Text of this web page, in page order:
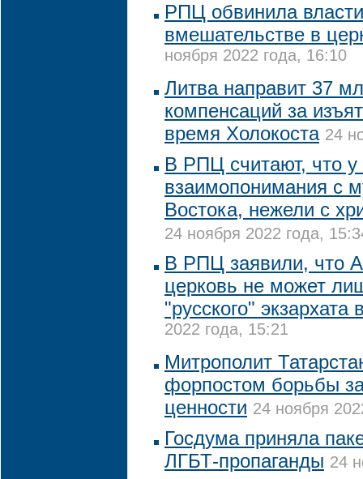
РПЦ обвинила
вмешательстве в
ноября 2022 года, 16:10
Литва направит 37
компенсаций за
время Холокоста 24
В РПЦ считают, что
взаимопонимания с
Востока, нежели с
24 ноября 2022 года,
В РПЦ заявили, что
церковь не может
"русского"
2022 года, 15:21
Митрополит
форпостом борьбы
ценности 24 ноября
Госдума приняла
ЛГБТ-пропаганды 24